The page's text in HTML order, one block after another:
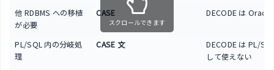
他 RDBMS への移植
が必要
CASE DECODE は
PL/SQL 内の分岐処
理
CASE 文
DECODE は PL/
して使えない
スクロールできます